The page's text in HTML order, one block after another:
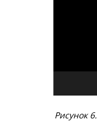
Рисунок